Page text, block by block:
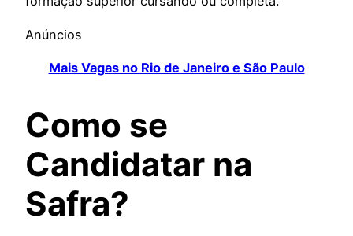
Anúncios
Mais Vagas no Rio de Janeiro e São Paulo
Como se
Candidatar na
Safra?